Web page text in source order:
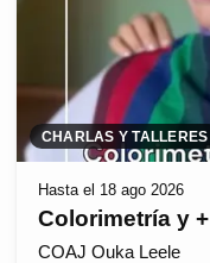
CHARLAS Y TALLERES
Hasta el 18 ago 2026
Colorimetría y +
COAJ Ouka Leele